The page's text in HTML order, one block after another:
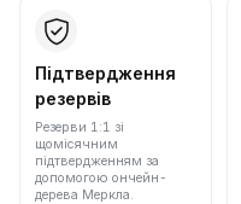
Підтвердження
резервів
Резерви 1:1 зі
щомісячним
підтвердженням за
допомогою ончейн-
дерева Меркла.